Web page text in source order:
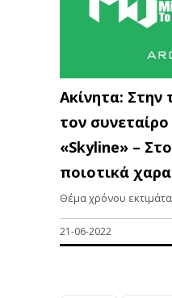
Ακίνητα: Στην
τον
«Skyline» –
ποιοτικά
Θέμα χρόνου
21-06-2022